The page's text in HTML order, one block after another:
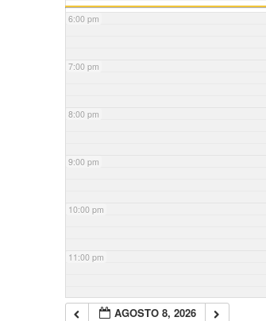
6:00 pm
7:00 pm
8:00 pm
9:00 pm
10:00 pm
11:00 pm
AGOSTO 8, 2026